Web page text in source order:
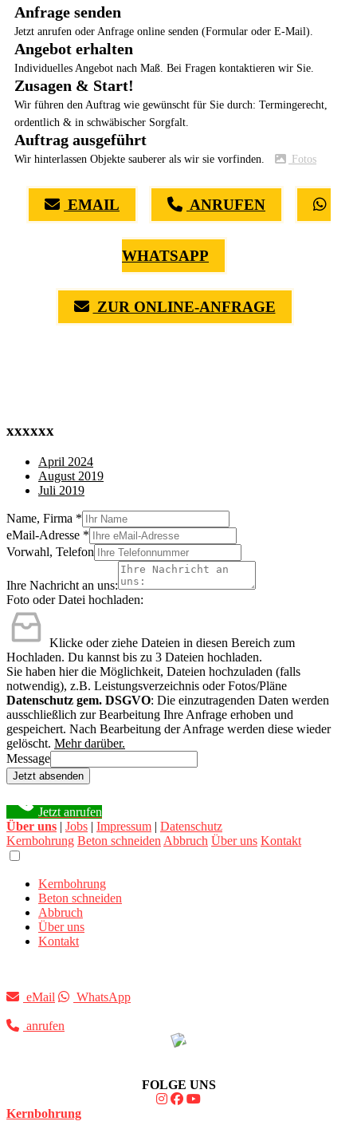
Anfrage senden
Jetzt anrufen oder Anfrage online senden (Formular oder E-Mail).
Angebot erhalten
Individuelles Angebot nach Maß. Bei Fragen kontaktieren wir Sie.
Zusagen & Start!
Wir führen den Auftrag wie gewünscht für Sie durch: Termingerecht,
ordentlich & in schwäbischer Sorgfalt.
Auftrag ausgeführt
Wir hinterlassen Objekte sauberer als wir sie vorfinden. Fotos
EMAIL ANRUFEN
WHATSAPP
ZUR ONLINE-ANFRAGE
xxxxxx
April 2024
August 2019
Juli 2019
Name, Firma *
eMail-Adresse *
Vorwahl, Telefon
Ihre Nachricht an uns:
Foto oder Datei hochladen:
Klicke oder ziehe Dateien in diesen Bereich zum
Hochladen. Du kannst bis zu 3 Dateien hochladen.
Sie haben hier die Möglichkeit, Dateien hochzuladen (falls
notwendig), z.B. Leistungsverzeichnis oder Fotos/Pläne
Datenschutz gem. DSGVO: Die einzutragenden Daten werden
ausschließlich zur Bearbeitung Ihre Anfrage erhoben und
gespeichert. Nach Bearbeitung der Anfrage werden diese wieder
gelöscht. Mehr darüber.
Message
Jetzt absenden
Jetzt anrufen
Über uns | Jobs | Impressum | Datenschutz
Kernbohrung Beton schneiden Abbruch Über uns Kontakt
Kernbohrung
Beton schneiden
Abbruch
Über uns
Kontakt
eMail WhatsApp
anrufen
FOLGE UNS
Kernbohrung